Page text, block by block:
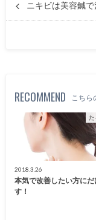
ニキビは美容鍼
RECOMMEND こちら
た
2018.3.26
本気で改善したい方にだ
す！